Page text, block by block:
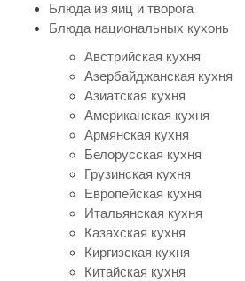
Блюда из яиц и творога
Блюда национальных кухонь
Австрийская кухня
Азербайджанская кухня
Азиатская кухня
Американская кухня
Армянская кухня
Белорусская кухня
Грузинская кухня
Европейская кухня
Итальянская кухня
Казахская кухня
Киргизская кухня
Китайская кухня